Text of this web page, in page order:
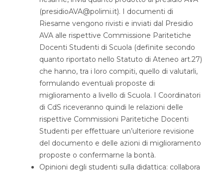
(presidioAVA@polimi.it). I documenti di
Riesame vengono rivisti e inviati dal Presidio
AVA alle rispettive Commissione Paritetiche
Docenti Studenti di Scuola (definite secondo
quanto riportato nello Statuto di Ateneo art.27)
che hanno, tra i loro compiti, quello di valutarli,
formulando eventuali proposte di
miglioramento a livello di Scuola. I Coordinatori
di CdS riceveranno quindi le relazioni delle
rispettive Commissioni Paritetiche Docenti
Studenti per effettuare un’ulteriore revisione
del documento e delle azioni di miglioramento
proposte o confermarne la bontà.
Opinioni degli studenti sulla didattica: collabora